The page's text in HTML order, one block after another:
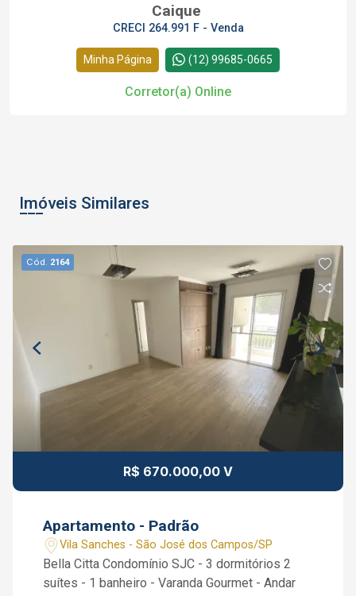
Caique
CRECI 264.991 F - Venda
Minha Página (12) 99685-0665
Corretor(a) Online
Imóveis Similares
Cód. 2164
R$ 670.000,00 V
Apartamento - Padrão
Vila Sanches - São José dos Campos/SP
Bella Citta Condomínio SJC - 3 dormitórios 2
suítes - 1 banheiro - Varanda Gourmet - Andar